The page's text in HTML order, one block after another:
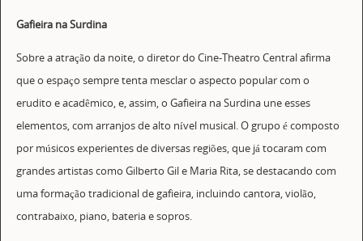
Gafieira na Surdina
Sobre a atração da noite, o diretor do Cine-Theatro Central afirma
que o espaço sempre tenta mesclar o aspecto popular com o
erudito e acadêmico, e, assim, o Gafieira na Surdina une esses
elementos, com arranjos de alto nível musical. O grupo é composto
por músicos experientes de diversas regiões, que já tocaram com
grandes artistas como Gilberto Gil e Maria Rita, se destacando com
uma formação tradicional de gafieira, incluindo cantora, violão,
contrabaixo, piano, bateria e sopros.